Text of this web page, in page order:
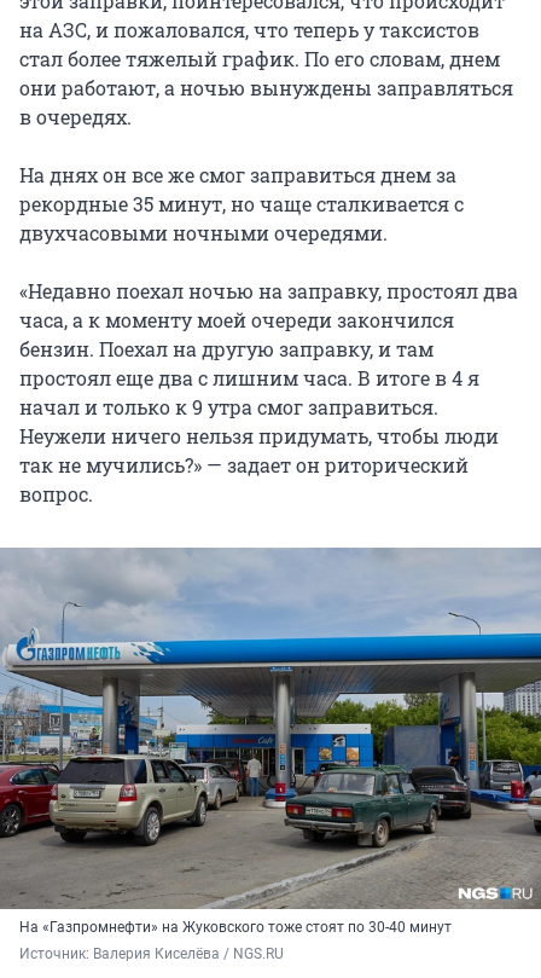
на АЗС, и пожаловался, что теперь у таксистов
стал более тяжелый график. По его словам, днем
они работают, а ночью вынуждены заправляться
в очередях.
На днях он все же смог заправиться днем за
рекордные 35 минут, но чаще сталкивается с
двухчасовыми ночными очередями.
«Недавно поехал ночью на заправку, простоял два
часа, а к моменту моей очереди закончился
бензин. Поехал на другую заправку, и там
простоял еще два с лишним часа. В итоге в 4 я
начал и только к 9 утра смог заправиться.
Неужели ничего нельзя придумать, чтобы люди
так не мучились?» — задает он риторический
вопрос.
На «Газпромнефти» на Жуковского тоже стоят по 30-40 минут
Источник: Валерия Киселёва / NGS.RU